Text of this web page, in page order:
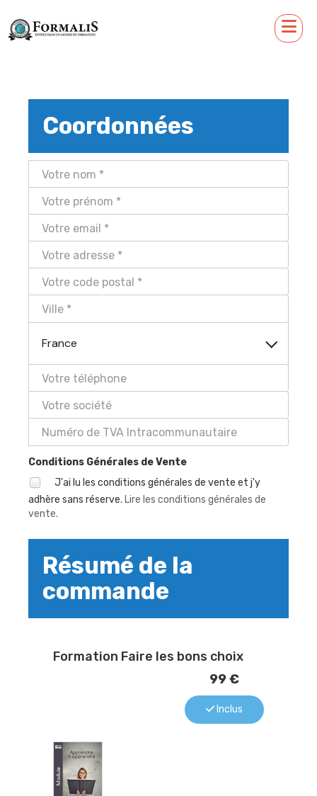
Coordonnées
France
Conditions Générales de Vente
J'ai lu les conditions générales de vente et j'y
adhère sans réserve. Lire les conditions générales de
vente.
Résumé de la
commande
Formation Faire les bons choix
99 €
Inclus